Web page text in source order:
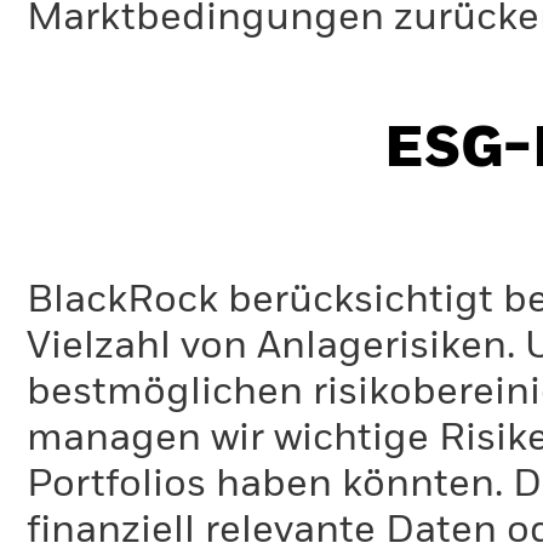
Marktbedingungen
BlackRock berücksichtigt
Vielzahl von Anlagerisiken.
bestmöglichen
managen wir wichtige
Portfolios haben könnten.
finanziell relevante Daten